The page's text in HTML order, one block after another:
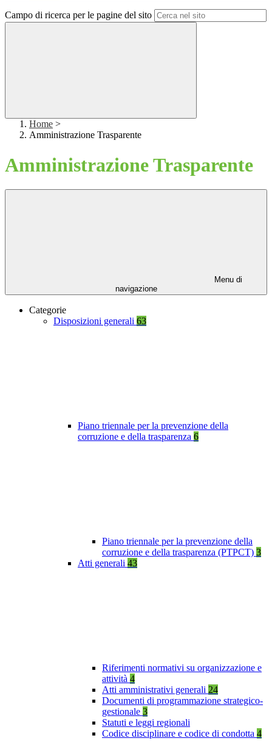
Campo di ricerca per le pagine del sito
Home >
Amministrazione Trasparente
Amministrazione Trasparente
Menu di
navigazione
Categorie
Disposizioni generali 63
Piano triennale per la prevenzione della
corruzione e della trasparenza 6
Piano triennale per la prevenzione della
corruzione e della trasparenza (PTPCT) 3
Atti generali 43
Riferimenti normativi su organizzazione e
attività 4
Atti amministrativi generali 24
Documenti di programmazione strategico-
gestionale 3
Statuti e leggi regionali
Codice disciplinare e codice di condotta 4